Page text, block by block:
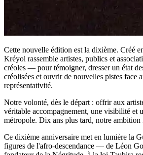
Cette nouvelle édition est la dixième. Créé
Kréyol rassemble artistes, publics et
créoles — pour témoigner, dresser un état
créolisées et ouvrir de nouvelles pistes face
représentativité.
Notre volonté, dès le départ : offrir aux
véritable accompagnement, une visibilité et
métropole. Dix ans plus tard, notre ambition
Ce dixième anniversaire met en lumière la
figures de l'afro-descendance — de Léon